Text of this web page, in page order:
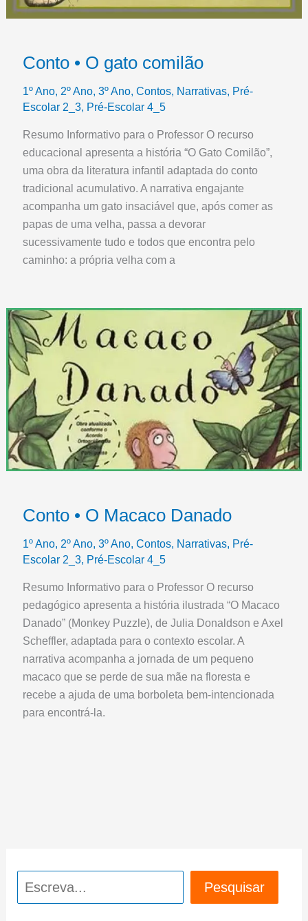
Conto • O gato comilão
1º Ano, 2º Ano, 3º Ano, Contos, Narrativas, Pré-
Escolar 2_3, Pré-Escolar 4_5
Resumo Informativo para o Professor O recurso
educacional apresenta a história “O Gato Comilão”,
uma obra da literatura infantil adaptada do conto
tradicional acumulativo. A narrativa engajante
acompanha um gato insaciável que, após comer as
papas de uma velha, passa a devorar
sucessivamente tudo e todos que encontra pelo
caminho: a própria velha com a
Conto • O Macaco Danado
1º Ano, 2º Ano, 3º Ano, Contos, Narrativas, Pré-
Escolar 2_3, Pré-Escolar 4_5
Resumo Informativo para o Professor O recurso
pedagógico apresenta a história ilustrada “O Macaco
Danado” (Monkey Puzzle), de Julia Donaldson e Axel
Scheffler, adaptada para o contexto escolar. A
narrativa acompanha a jornada de um pequeno
macaco que se perde de sua mãe na floresta e
recebe a ajuda de uma borboleta bem-intencionada
para encontrá-la.
Pesquisar Pesquisar